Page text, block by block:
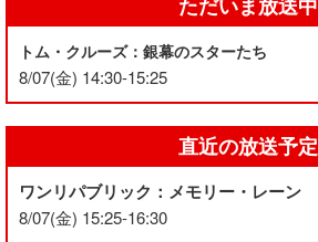
トム・クルーズ：銀幕のスターたち
8/07(金) 14:30-15:25
直近の放送予定
ワンリパブリック：メモリー・レーン
8/07(金) 15:25-16:30